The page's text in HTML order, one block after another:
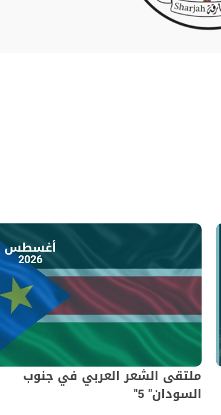
أغسطس
2026
ملتقى الشعر العربي في جنوب
السودان" 5"